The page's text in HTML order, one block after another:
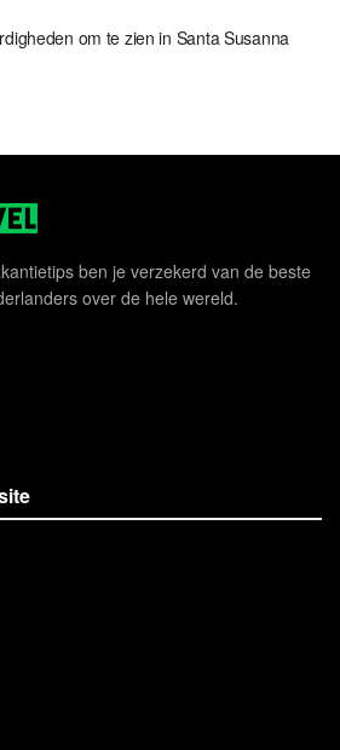
om te zien in Santa Susanna
ben je verzekerd van de beste
over de hele wereld.